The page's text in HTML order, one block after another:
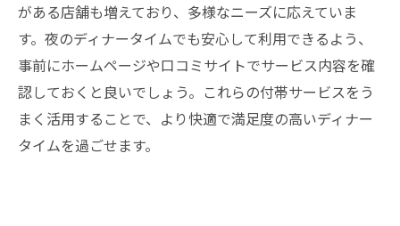
がある店舗も増えており、多様なニーズに応えていま
す。夜のディナータイムでも安心して利用できるよう、
事前にホームページや口コミサイトでサービス内容を確
認しておくと良いでしょう。これらの付帯サービスをう
まく活用することで、より快適で満足度の高いディナー
タイムを過ごせます。